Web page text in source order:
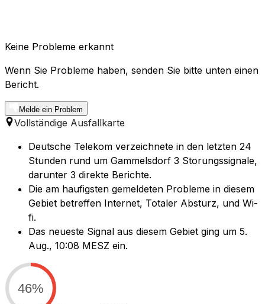
Keine Probleme erkannt
Wenn Sie Probleme haben, senden Sie bitte unten einen
Bericht.
Melde ein Problem
Vollständige Ausfallkarte
Deutsche Telekom verzeichnete in den letzten 24
Stunden rund um Gammelsdorf 3 Storungssignale,
darunter 3 direkte Berichte.
Die am haufigsten gemeldeten Probleme in diesem
Gebiet betreffen Internet, Totaler Absturz, und Wi-
fi.
Das neueste Signal aus diesem Gebiet ging um 5.
Aug., 10:08 MESZ ein.
46%